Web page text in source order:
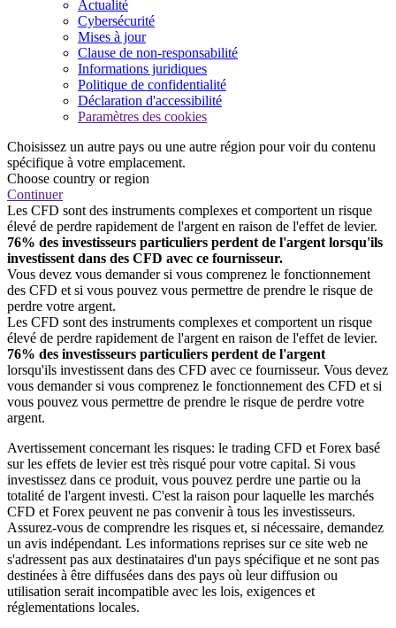
Actualité
Cybersécurité
Mises à jour
Clause de non-responsabilité
Informations juridiques
Politique de confidentialité
Déclaration d'accessibilité
Paramètres des cookies
Choisissez un autre pays ou une autre région pour voir du contenu
spécifique à votre emplacement.
Choose country or region
Continuer
Les CFD sont des instruments complexes et comportent un risque
élevé de perdre rapidement de l'argent en raison de l'effet de levier.
76% des investisseurs particuliers perdent de l'argent lorsqu'ils
investissent dans des CFD avec ce fournisseur.
Vous devez vous demander si vous comprenez le fonctionnement
des CFD et si vous pouvez vous permettre de prendre le risque de
perdre votre argent.
Les CFD sont des instruments complexes et comportent un risque
élevé de perdre rapidement de l'argent en raison de l'effet de levier.
76% des investisseurs particuliers perdent de l'argent
lorsqu'ils investissent dans des CFD avec ce fournisseur. Vous devez
vous demander si vous comprenez le fonctionnement des CFD et si
vous pouvez vous permettre de prendre le risque de perdre votre
argent.
Avertissement concernant les risques: le trading CFD et Forex basé
sur les effets de levier est très risqué pour votre capital. Si vous
investissez dans ce produit, vous pouvez perdre une partie ou la
totalité de l'argent investi. C'est la raison pour laquelle les marchés
CFD et Forex peuvent ne pas convenir à tous les investisseurs.
Assurez-vous de comprendre les risques et, si nécessaire, demandez
un avis indépendant. Les informations reprises sur ce site web ne
s'adressent pas aux destinataires d'un pays spécifique et ne sont pas
destinées à être diffusées dans des pays où leur diffusion ou
utilisation serait incompatible avec les lois, exigences et
réglementations locales.